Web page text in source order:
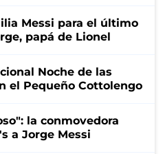
Messi para el último
papá de Lionel
Noche de las
el Pequeño Cottolengo
la conmovedora
a Jorge Messi